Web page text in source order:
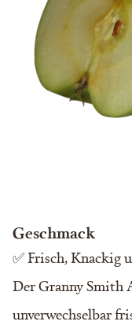
Geschmack
✅ Frisch, Knackig
Der Granny Smith
unverwechselbar